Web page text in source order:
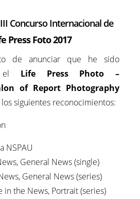
Concurso Internacional de
Press Foto2017
de anunciar que he sido
el Life Press Photo –
of Report Photography
siguientes reconocimientos:
NSPAU
General News (single)
General News (series)
the News, Portrait (series)